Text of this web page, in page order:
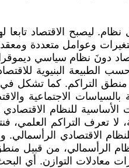
الاقتصاد تابعا
وعوامل متعددة
دونَ نظام سياسي
البنيوية
منطق التراكم. كما
الأساسية للنظام
لا تعرف التراكم
الاقتصادي الرأسمالي.
الرأسمالي، من قبيل
معادلات التوازن. أي